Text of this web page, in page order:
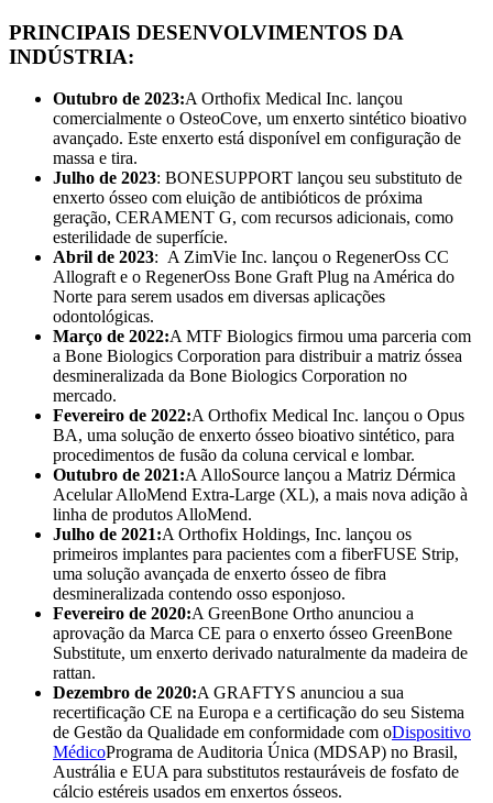
PRINCIPAIS DESENVOLVIMENTOS DA
INDÚSTRIA:
Outubro de 2023:A Orthofix Medical Inc. lançou
comercialmente o OsteoCove, um enxerto sintético bioativo
avançado. Este enxerto está disponível em configuração de
massa e tira.
Julho de 2023: BONESUPPORT lançou seu substituto de
enxerto ósseo com eluição de antibióticos de próxima
geração, CERAMENT G, com recursos adicionais, como
esterilidade de superfície.
Abril de 2023: A ZimVie Inc. lançou o RegenerOss CC
Allograft e o RegenerOss Bone Graft Plug na América do
Norte para serem usados ​​em diversas aplicações
odontológicas.
Março de 2022:A MTF Biologics firmou uma parceria com
a Bone Biologics Corporation para distribuir a matriz óssea
desmineralizada da Bone Biologics Corporation no
mercado.
Fevereiro de 2022:A Orthofix Medical Inc. lançou o Opus
BA, uma solução de enxerto ósseo bioativo sintético, para
procedimentos de fusão da coluna cervical e lombar.
Outubro de 2021:A AlloSource lançou a Matriz Dérmica
Acelular AlloMend Extra-Large (XL), a mais nova adição à
linha de produtos AlloMend.
Julho de 2021:A Orthofix Holdings, Inc. lançou os
primeiros implantes para pacientes com a fiberFUSE Strip,
uma solução avançada de enxerto ósseo de fibra
desmineralizada contendo osso esponjoso.
Fevereiro de 2020:A GreenBone Ortho anunciou a
aprovação da Marca CE para o enxerto ósseo GreenBone
Substitute, um enxerto derivado naturalmente da madeira de
rattan.
Dezembro de 2020:A GRAFTYS anunciou a sua
recertificação CE na Europa e a certificação do seu Sistema
de Gestão da Qualidade em conformidade com oDispositivo
MédicoPrograma de Auditoria Única (MDSAP) no Brasil,
Austrália e EUA para substitutos restauráveis ​​de fosfato de
cálcio estéreis usados ​​em enxertos ósseos.